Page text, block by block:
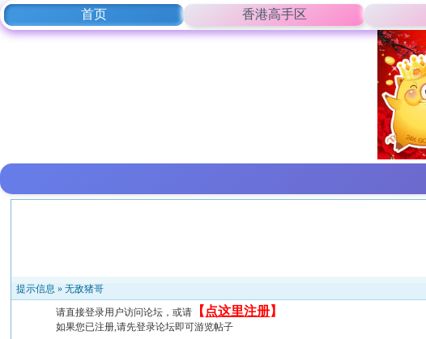
首页 香港高手区
提示信息 »无敌猪哥
请直接登录用户访问论坛，或请 【 点这里注册】
如果您已注册,请先登录论坛即可游览帖子